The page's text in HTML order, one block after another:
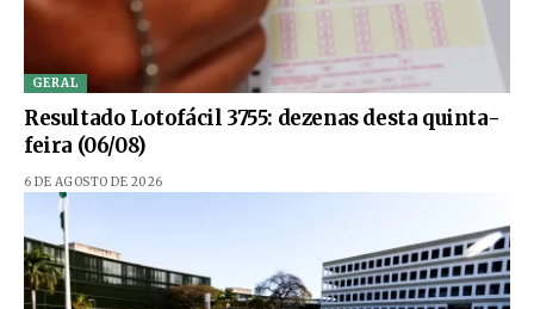
GERAL
Resultado Lotofácil 3755: dezenas desta quinta-
feira (06/08)
6 DE AGOSTO DE 2026